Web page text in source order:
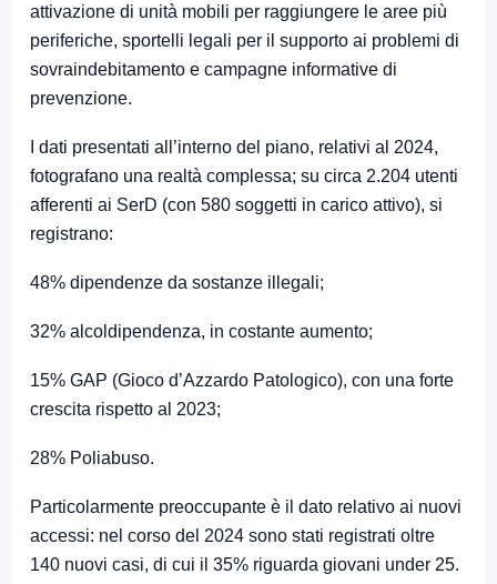
attivazione di unità mobili per raggiungere le aree più
periferiche, sportelli legali per il supporto ai problemi di
sovraindebitamento e campagne informative di
prevenzione.
I dati presentati all’interno del piano, relativi al 2024,
fotografano una realtà complessa; su circa 2.204 utenti
afferenti ai SerD (con 580 soggetti in carico attivo), si
registrano:
48% dipendenze da sostanze illegali;
32% alcoldipendenza, in costante aumento;
15% GAP (Gioco d’Azzardo Patologico), con una forte
crescita rispetto al 2023;
28% Poliabuso.
Particolarmente preoccupante è il dato relativo ai nuovi
accessi: nel corso del 2024 sono stati registrati oltre
140 nuovi casi, di cui il 35% riguarda giovani under 25.